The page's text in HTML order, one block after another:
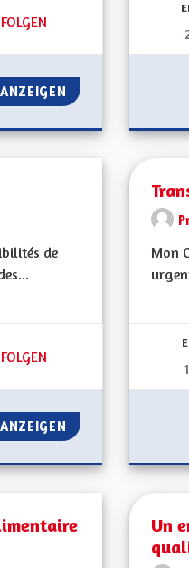
49 FOLLOWER
FOLGEN
TRANSPORTS EN COMMUN
TRANSPORTS EN
de
49 FOLLOWER
FOLGEN
TRANSPORTS PUBLICS
TRANSPORTS
Mon
Un